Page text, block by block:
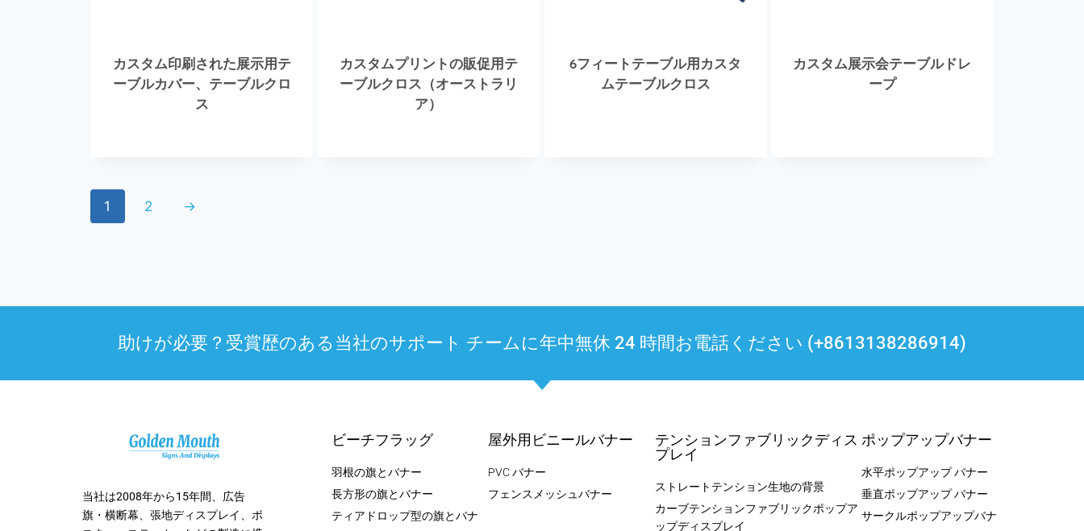
カスタム印刷された展示用テ
ーブルカバー、テーブルクロ
ス
カスタムプリントの販促用テ
ーブルクロス（オーストラリ
ア）
6フィートテーブル用カスタ
ムテーブルクロス
カスタム展示会テーブルドレ
ープ
1 2 →
助けが必要？受賞歴のある当社のサポート チームに年中無休 24 時間お電話ください (+8613138286914)
当社は2008年から15年間、広告
旗・横断幕、張地ディスプレイ、ポ
ビーチフラッグ
羽根の旗とバナー
長方形の旗とバナー
ティアドロップ型の旗とバナ
屋外用ビニールバナー
PVC バナー
フェンスメッシュバナー
テンションファブリックディス
プレイ
ストレートテンション生地の背景
カーブテンションファブリックポップア
ップディスプレイ
ポップアップバナー
水平ポップアップ バナー
垂直ポップアップ バナー
サークルポップアップバナ